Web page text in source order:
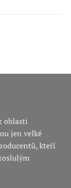
oblasti
jen velké
kteří